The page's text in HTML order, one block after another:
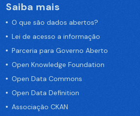
Saiba mais
O que são dados abertos?
Lei de acesso a informação
Parceria para Governo Aberto
Open Knowledge Foundation
Open Data Commons
Open Data Definition
Associação CKAN